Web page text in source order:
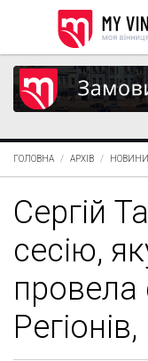
ГОЛОВНА АРХІВ НОВИНИ
Сергій
сесію,
провела